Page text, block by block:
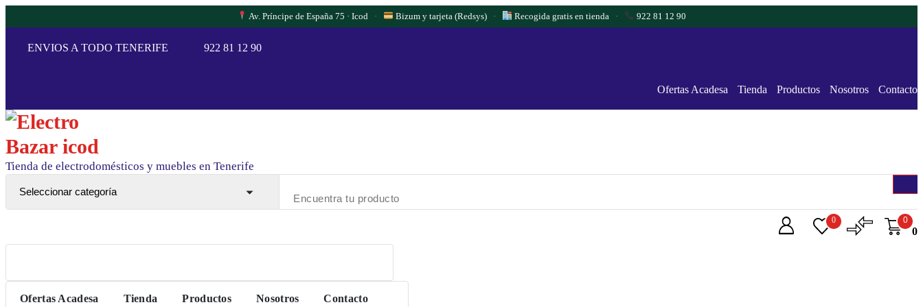
Av. Príncipe de España 75 · Icod · Bizum y tarjeta (Redsys) · Recogida gratis en tienda · 922 81 12 90
ENVIOS A TODO TENERIFE 922 81 12 90
Ofertas Acadesa Tienda Productos Nosotros Contacto
Tienda de electrodomésticos y muebles en Tenerife
0 0
0
Ofertas Acadesa Tienda Productos Nosotros Contacto